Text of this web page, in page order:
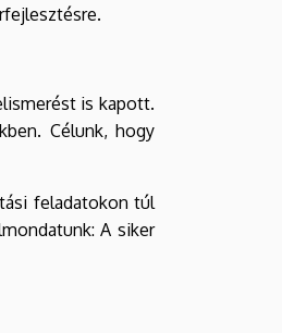
is kapott.
Célunk, hogy
feladatokon túl
A siker